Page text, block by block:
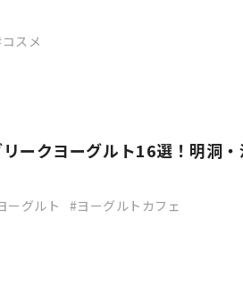
コスメ
ークヨーグルト16選！明洞
ーグルト ヨーグルトカフェ